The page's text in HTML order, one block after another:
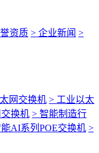
资质 > 企业新闻 >
网交换机 > 工业以太
换机 > 智能制造行
AI系列POE交换机 >